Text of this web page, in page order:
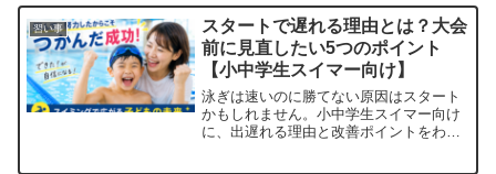
習い事
スタートで遅れる理由とは？大会
前に見直したい5つのポイント
【小中学生スイマー向け】
泳ぎは速いのに勝てない原因はスタート
かもしれません。小中学生スイマー向け
に、出遅れる理由と改善ポイントをわか